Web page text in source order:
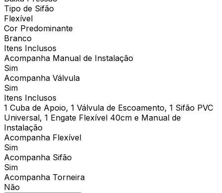
Tipo de Sifão
Flexível
Cor Predominante
Branco
Itens Inclusos
Acompanha Manual de Instalação
Sim
Acompanha Válvula
Sim
Itens Inclusos
1 Cuba de Apoio, 1 Válvula de Escoamento, 1 Sifão PVC
Universal, 1 Engate Flexível 40cm e Manual de
Instalação
Acompanha Flexível
Sim
Acompanha Sifão
Sim
Acompanha Torneira
Não